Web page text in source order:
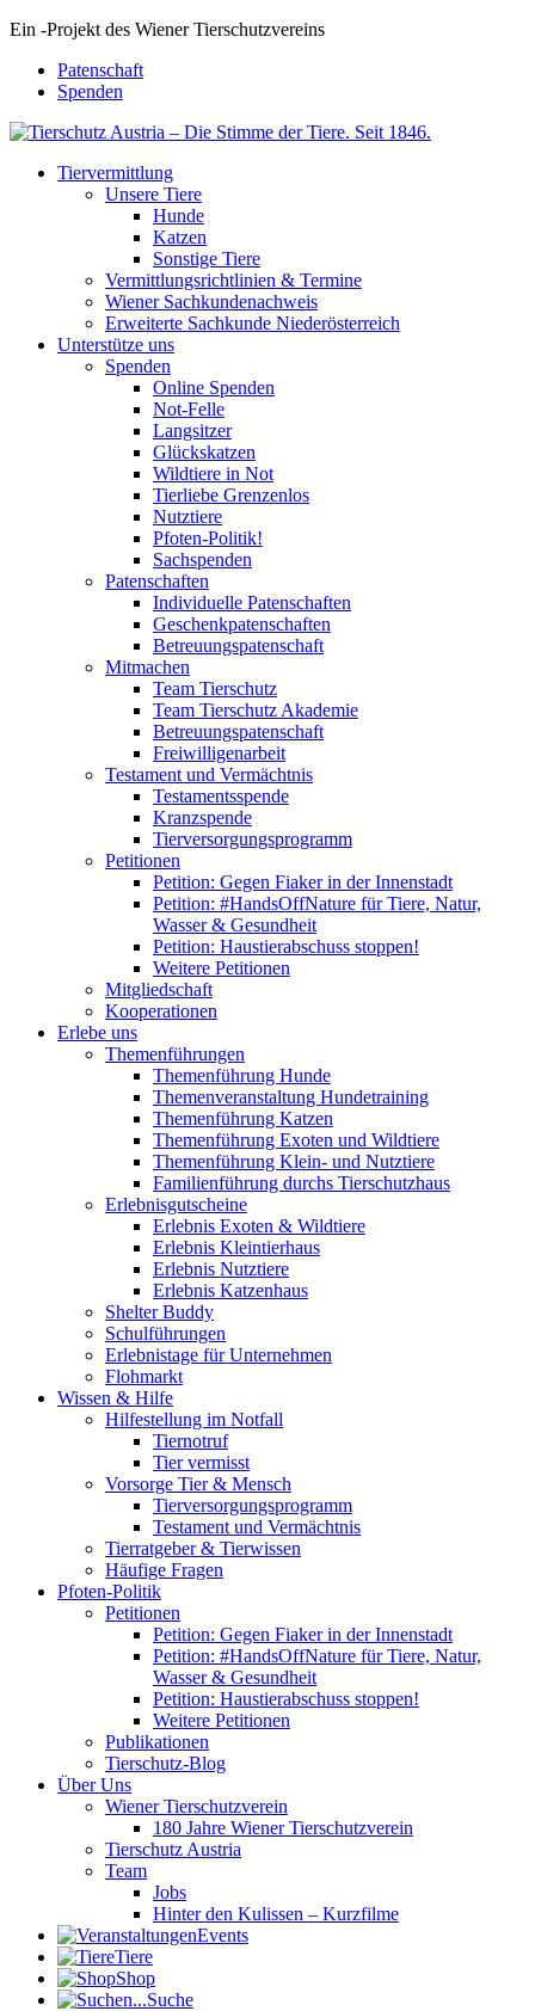
Ein -Projekt des Wiener Tierschutzvereins
Patenschaft
Spenden
Tiervermittlung
Unsere Tiere
Hunde
Katzen
Sonstige Tiere
Vermittlungsrichtlinien & Termine
Wiener Sachkundenachweis
Erweiterte Sachkunde Niederösterreich
Unterstütze uns
Spenden
Online Spenden
Not-Felle
Langsitzer
Glückskatzen
Wildtiere in Not
Tierliebe Grenzenlos
Nutztiere
Pfoten-Politik!
Sachspenden
Patenschaften
Individuelle Patenschaften
Geschenkpatenschaften
Betreuungspatenschaft
Mitmachen
Team Tierschutz
Team Tierschutz Akademie
Betreuungspatenschaft
Freiwilligenarbeit
Testament und Vermächtnis
Testamentsspende
Kranzspende
Tierversorgungsprogramm
Petitionen
Petition: Gegen Fiaker in der Innenstadt
Petition: #HandsOffNature für Tiere, Natur,
Wasser & Gesundheit
Petition: Haustierabschuss stoppen!
Weitere Petitionen
Mitgliedschaft
Kooperationen
Erlebe uns
Themenführungen
Themenführung Hunde
Themenveranstaltung Hundetraining
Themenführung Katzen
Themenführung Exoten und Wildtiere
Themenführung Klein- und Nutztiere
Familienführung durchs Tierschutzhaus
Erlebnisgutscheine
Erlebnis Exoten & Wildtiere
Erlebnis Kleintierhaus
Erlebnis Nutztiere
Erlebnis Katzenhaus
Shelter Buddy
Schulführungen
Erlebnistage für Unternehmen
Flohmarkt
Wissen & Hilfe
Hilfestellung im Notfall
Tiernotruf
Tier vermisst
Vorsorge Tier & Mensch
Tierversorgungsprogramm
Testament und Vermächtnis
Tierratgeber & Tierwissen
Häufige Fragen
Pfoten-Politik
Petitionen
Petition: Gegen Fiaker in der Innenstadt
Petition: #HandsOffNature für Tiere, Natur,
Wasser & Gesundheit
Petition: Haustierabschuss stoppen!
Weitere Petitionen
Publikationen
Tierschutz-Blog
Über Uns
Wiener Tierschutzverein
180 Jahre Wiener Tierschutzverein
Tierschutz Austria
Team
Jobs
Hinter den Kulissen – Kurzfilme
Events
Tiere
Shop
Suche